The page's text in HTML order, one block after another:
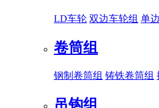
LD车轮 双边车轮组 单
卷筒组
钢制卷筒组 铸铁卷筒组
吊钩组